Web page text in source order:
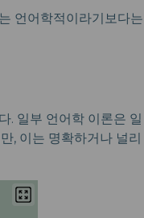
언어학적이라기보다는
. 일부 언어학 이론은 일
, 이는 명확하거나 널리